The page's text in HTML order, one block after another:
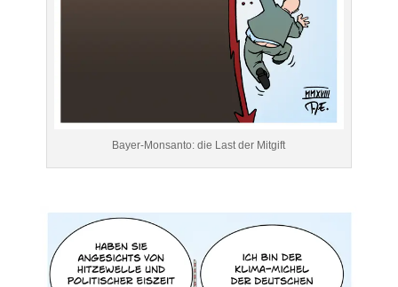
Bayer-Monsanto: die Last der Mitgift